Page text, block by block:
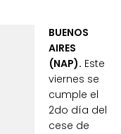
BUENOS
AIRES
(NAP). Este
viernes se
cumple el
2do día del
cese de